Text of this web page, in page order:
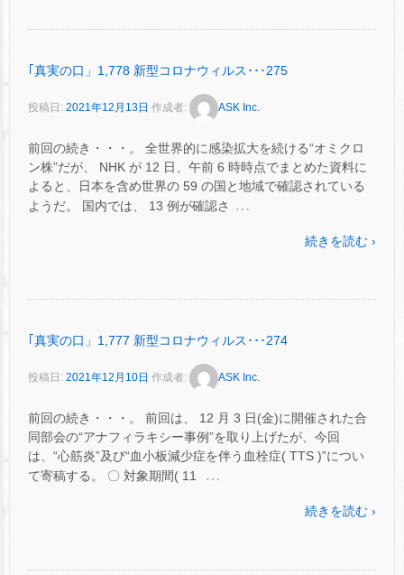
｢真実の口」1,778 新型コロナウィルス･･･275
投稿日: 2021年12月13日 作成者: ASK Inc.
前回の続き・・・。 全世界的に感染拡大を続ける“オミクロ
ン株”だが、 NHK が 12 日、午前 6 時時点でまとめた資料に
よると、日本を含め世界の 59 の国と地域で確認されている
ようだ。 国内では、 13 例が確認さ
…
続きを読む ›
｢真実の口」1,777 新型コロナウィルス･･･274
投稿日: 2021年12月10日 作成者: ASK Inc.
前回の続き・・・。 前回は、 12 月 3 日(金)に開催された合
同部会の“アナフィラキシー事例”を取り上げたが、今回
は、“心筋炎”及び“血小板減少症を伴う血栓症( TTS )”につい
て寄稿する。 〇 対象期間( 11
…
続きを読む ›